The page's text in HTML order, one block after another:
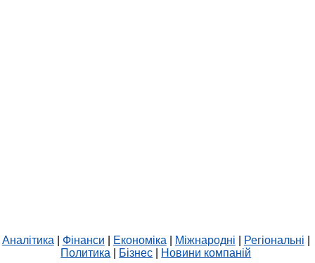
Аналітика Фінанси Економіка Міжнародні Регіональні
Политика
Бізнес Новини компаній